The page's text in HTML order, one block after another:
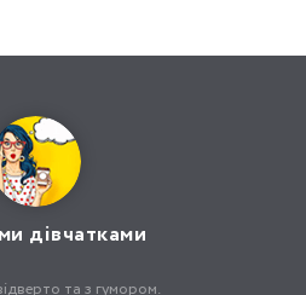
дівчатками
та з гумором.